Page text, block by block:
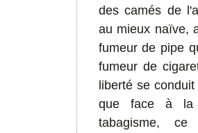
des camés de
au mieux naïve,
fumeur de pipe
fumeur de
liberté se
que face à la
tabagisme,